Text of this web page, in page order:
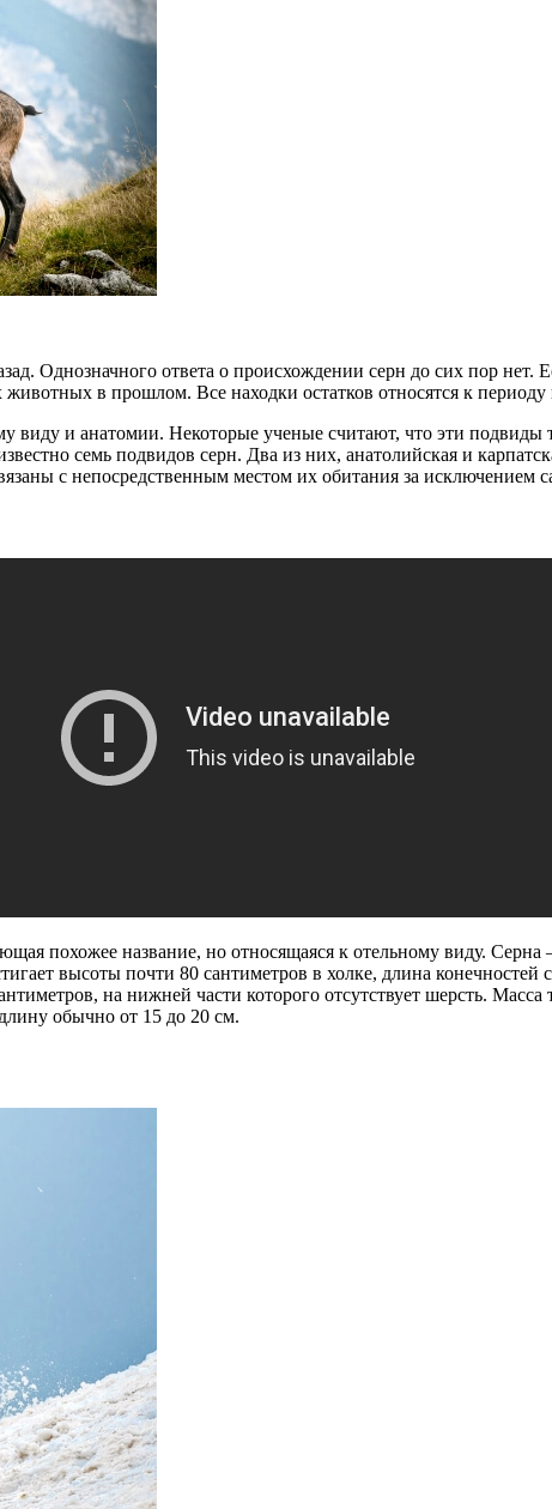
Однозначного ответа о происхождении серн до сих пор
в прошлом. Все находки остатков относятся к периоду
виду и анатомии. Некоторые ученые считают, что эти
семь подвидов серн. Два из них, анатолийская и
с непосредственным местом их обитания за исключением
похожее название, но относящаяся к отельному виду.
высоты почти 80 сантиметров в холке, длина
на нижней части которого отсутствует шерсть.
обычно от 15 до 20 см.